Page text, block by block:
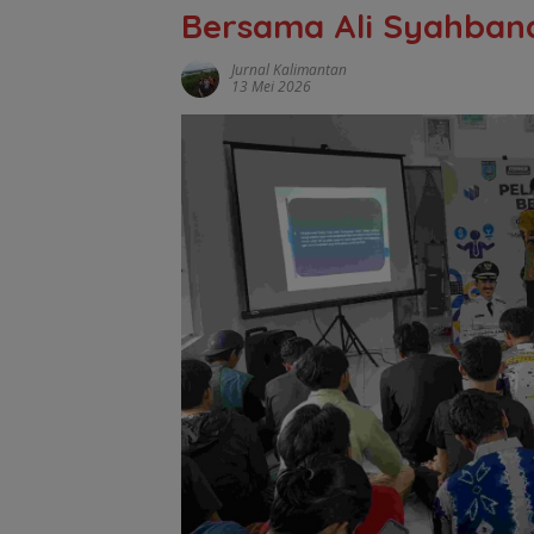
Bersama Ali
Jurnal Kalimantan
13 Mei 2026